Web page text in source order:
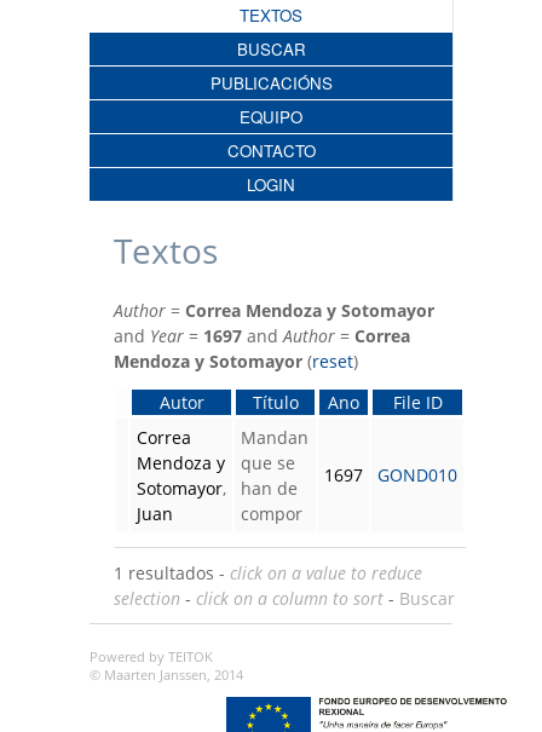
TEXTOS
BUSCAR
PUBLICACIÓNS
EQUIPO
CONTACTO
LOGIN
Textos
Author = Correa Mendoza y Sotomayor
and Year = 1697 andAuthor = Correa
Mendoza y Sotomayor (reset)
Autor
Título Ano
File ID
Correa
Mendoza y
Sotomayor,
Juan
Mandan
que se
han de
compor
1697 GOND010
1 resultados - click on a value to reduce
selection - click on a column to sort - Buscar
Powered by TEITOK
© Maarten Janssen, 2014